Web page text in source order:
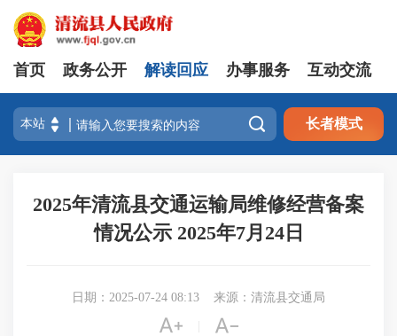
首页 政务公开 解读回应 办事服务 互动交流
 长者模式
2025年清流县交通运输局维修经营备案
情况公示 2025年7月24日
日期：2025-07-24 08:13 来源：清流县交通局
 